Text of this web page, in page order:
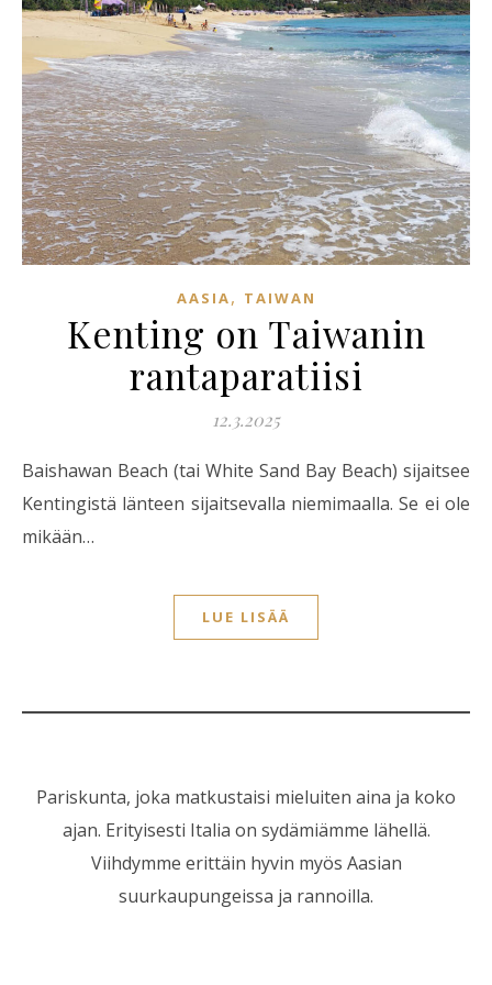
AASIA, TAIWAN
Kenting on Taiwanin
rantaparatiisi
12.3.2025
Baishawan Beach (tai White Sand Bay Beach) sijaitsee
Kentingistä länteen sijaitsevalla niemimaalla. Se ei ole
mikään…
LUE LISÄÄ
Pariskunta, joka matkustaisi mieluiten aina ja koko
ajan. Erityisesti Italia on sydämiämme lähellä.
Viihdymme erittäin hyvin myös Aasian
suurkaupungeissa ja rannoilla.